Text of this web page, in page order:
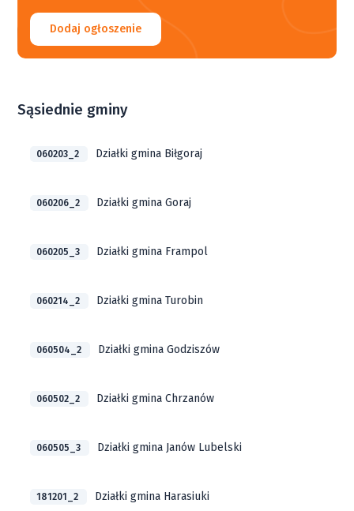
Dodaj ogłoszenie
Sąsiednie gminy
060203_2 Działki gmina Biłgoraj
060206_2 Działki gmina Goraj
060205_3 Działki gmina Frampol
060214_2 Działki gmina Turobin
060504_2 Działki gmina Godziszów
060502_2 Działki gmina Chrzanów
060505_3 Działki gmina Janów Lubelski
181201_2 Działki gmina Harasiuki